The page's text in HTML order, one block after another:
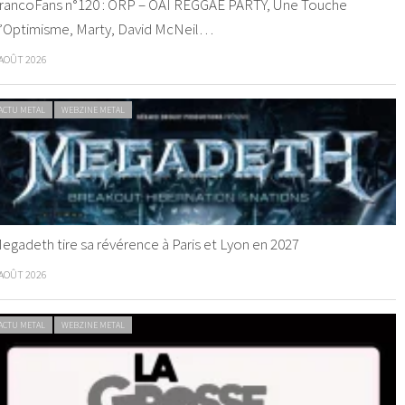
n°120 : ORP – OAI REGGAE PARTY, Une Touche
Marty, David McNeil…
2026
METAL WEBZINE METAL
tire sa révérence à Paris et Lyon en 2027
2026
METAL WEBZINE METAL